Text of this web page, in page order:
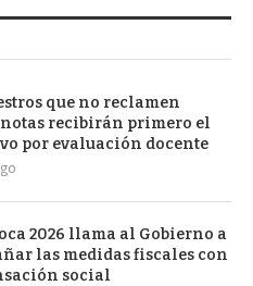
que no reclamen
recibirán primero el
por evaluación docente
2026 llama al Gobierno a
las medidas fiscales con
social